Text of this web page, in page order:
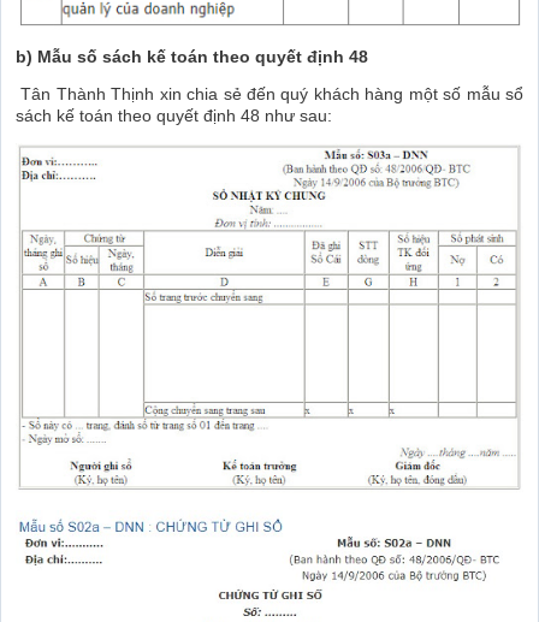
b) Mẫu số sách kế toán theo quyết định 48
Tân Thành Thịnh xin chia sẻ đến quý khách hàng một số mẫu sổ
sách kế toán theo quyết định 48 như sau: